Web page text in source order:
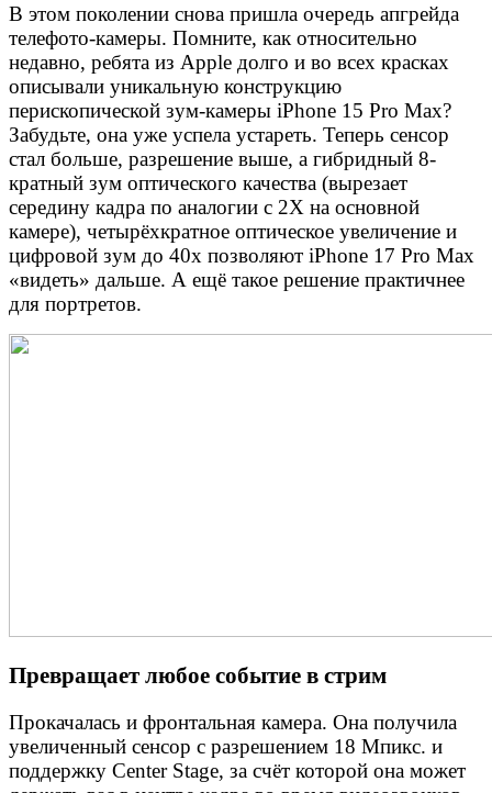
В этом поколении снова пришла очередь апгрейда
телефото-камеры. Помните, как относительно
недавно, ребята из Apple долго и во всех красках
описывали уникальную конструкцию
перископической зум-камеры iPhone 15 Pro Max?
Забудьте, она уже успела устареть. Теперь сенсор
стал больше, разрешение выше, а гибридный 8-
кратный зум оптического качества (вырезает
середину кадра по аналогии с 2Х на основной
камере), четырёхкратное оптическое увеличение и
цифровой зум до 40х позволяют iPhone 17 Pro Max
«видеть» дальше. А ещё такое решение практичнее
для портретов.
Превращает любое событие в стрим
Прокачалась и фронтальная камера. Она получила
увеличенный сенсор с разрешением 18 Мпикс. и
поддержку Center Stage, за счёт которой она может